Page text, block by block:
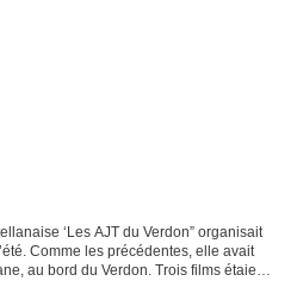
‘Les AJT du Verdon” organisait
Comme les précédentes, elle avait
au bord du Verdon. Trois films étaient